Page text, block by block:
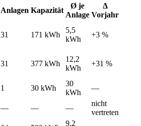
Anlagen Kapazität
Ø je
Anlage
Δ
Vorjahr
31 171 kWh
5,5
kWh
+3 %
31 377 kWh
12,2
kWh
+31 %
1 30 kWh
30
kWh
—
— — —
nicht
vertreten
9,2